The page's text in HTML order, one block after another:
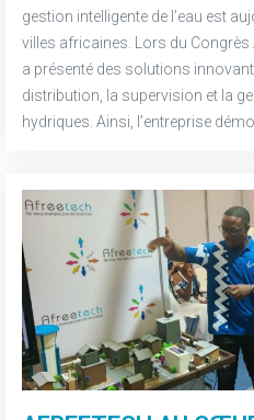
gestion intelligente de l’eau est
villes africaines. Lors du Congrès
a présenté des solutions
distribution, la supervision et la
hydriques. Ainsi, l’entreprise